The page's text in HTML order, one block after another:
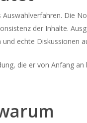
Die
der Inhalte.
echte Diskussionen
die er von Anfang